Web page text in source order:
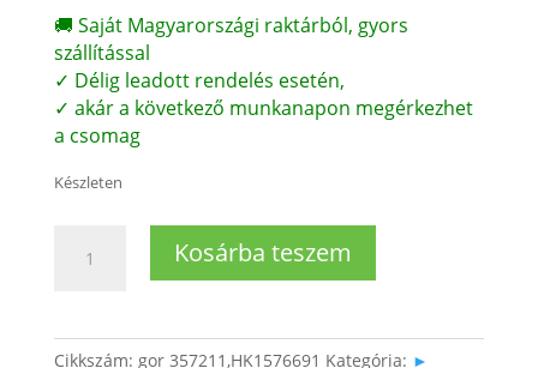
🚚 Saját Magyarországi raktárból, gyors
szállítással
✓ Délig leadott rendelés esetén,
✓ akár a következő munkanapon megérkezhet
a csomag
Készleten
lengéscsillapító
mennyiség
Kosárba teszem
Cikkszám: gor 357211,HK1576691 Kategória: ►